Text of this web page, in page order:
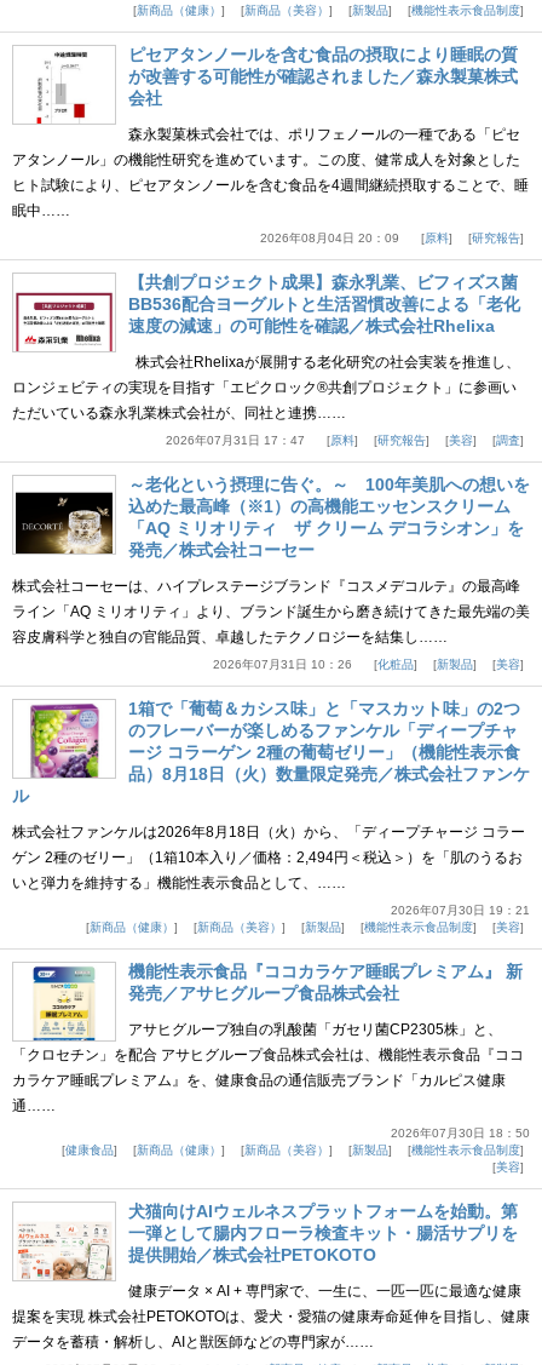
新商品（健康）
新商品（美容） 新製品 機能性表示食品制度
ピセアタンノールを含む食品の摂取により睡眠の質
が改善する可能性が確認されました／森永製菓株式
会社
森永製菓株式会社では、ポリフェノールの一種である「ピセ
アタンノール」の機能性研究を進めています。この度、健常成人を対象とした
ヒト試験により、ピセアタンノールを含む食品を4週間継続摂取することで、睡
眠中……
2026年08月04日 20：09 原料 研究報告
【共創プロジェクト成果】森永乳業、ビフィズス菌
BB536配合ヨーグルトと生活習慣改善による「老化
速度の減速」の可能性を確認／株式会社Rhelixa
株式会社Rhelixaが展開する老化研究の社会実装を推進し、
ロンジェビティの実現を目指す「エピクロック®共創プロジェクト」に参画い
ただいている森永乳業株式会社が、同社と連携……
2026年07月31日 17：47 原料 研究報告 美容 調査
～老化という摂理に告ぐ。～ 100年美肌への想いを
込めた最高峰（※1）の高機能エッセンスクリーム
「AQ ミリオリティ ザ クリーム デコラシオン」を
発売／株式会社コーセー
株式会社コーセーは、ハイプレステージブランド『コスメデコルテ』の最高峰
ライン「AQ ミリオリティ」より、ブランド誕生から磨き続けてきた最先端の美
容皮膚科学と独自の官能品質、卓越したテクノロジーを結集し……
2026年07月31日 10：26 化粧品 新製品 美容
1箱で「葡萄＆カシス味」と「マスカット味」の2つ
のフレーバーが楽しめるファンケル「ディープチャ
ージ コラーゲン 2種の葡萄ゼリー」（機能性表示食
品）8月18日（火）数量限定発売／株式会社ファンケ
ル
株式会社ファンケルは2026年8月18日（火）から、「ディープチャージ コラー
ゲン 2種のゼリー」（1箱10本入り／価格：2,494円＜税込＞）を「肌のうるお
いと弾力を維持する」機能性表示食品として、……
2026年07月30日 19：21
新商品（健康）
新商品（美容） 新製品 機能性表示食品制度 美容
機能性表示食品『ココカラケア睡眠プレミアム』 新
発売／アサヒグループ食品株式会社
アサヒグループ独自の乳酸菌「ガセリ菌CP2305株」と、
「クロセチン」を配合 アサヒグループ食品株式会社は、機能性表示食品『ココ
カラケア睡眠プレミアム』を、健康食品の通信販売ブランド「カルピス健康
通……
2026年07月30日 18：50
健康食品
新商品（健康） 新商品（美容） 新製品
機能性表示食品制度
美容
犬猫向けAIウェルネスプラットフォームを始動。第
一弾として腸内フローラ検査キット・腸活サプリを
提供開始／株式会社PETOKOTO
健康データ × AI + 専門家で、一生に、一匹一匹に最適な健康
提案を実現 株式会社PETOKOTOは、愛犬・愛猫の健康寿命延伸を目指し、健康
データを蓄積・解析し、AIと獣医師などの専門家が……